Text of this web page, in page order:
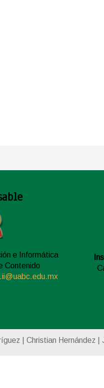
e Informática
Contenido
| Christian Hernández |